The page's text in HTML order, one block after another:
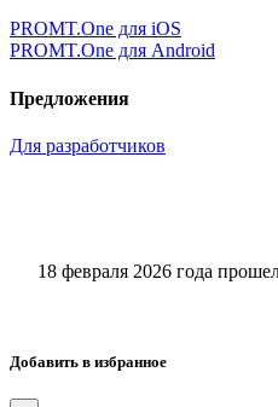
PROMT.One для iOS
PROMT.One для Android
Предложения
Для разработчиков
18 февраля 2026 года
Добавить в избранное